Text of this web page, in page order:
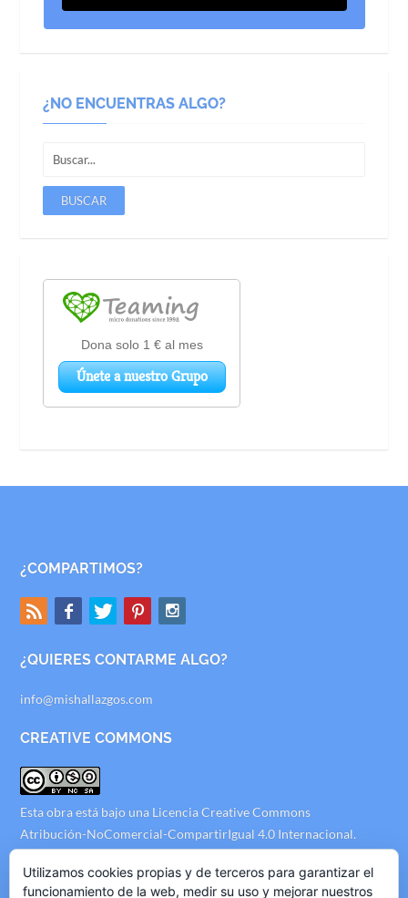
¿NO ENCUENTRAS ALGO?
¿COMPARTIMOS?
¿QUIERES CONTARME ALGO?
info@mishallazgos.com
CREATIVE COMMONS
Esta obra está bajo una Licencia Creative Commons
Atribución-NoComercial-CompartirIgual 4.0 Internacional.
AVISO LEGAL
Utilizamos cookies propias y de terceros para garantizar el
funcionamiento de la web, medir su uso y mejorar nuestros